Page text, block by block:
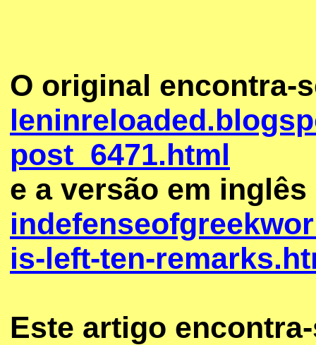
O original encontra-
post_6471.html
e a versão em inglês
is-left-ten-
Este artigo